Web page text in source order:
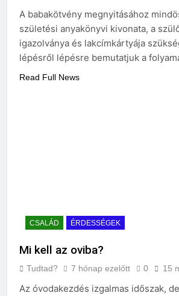
A babakötvény megnyitásához
születési anyakönyvi kivonata, a
igazolványa és lakcímkártyája
lépésről lépésre bemutatjuk a
Read Full News
CSALÁD ÉRDESSÉGEK
Mi kell az oviba?
Tudtad? 7 hónap ezelőtt 0 15
Az óvodakezdés izgalmas időszak,